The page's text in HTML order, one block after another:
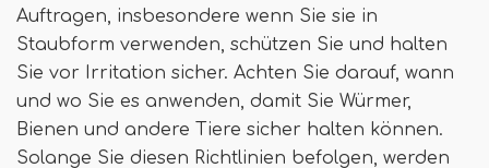
Auftragen, insbesondere wenn Sie sie in
Staubform verwenden, schützen Sie und halten
Sie vor Irritation sicher. Achten Sie darauf, wann
und wo Sie es anwenden, damit Sie Würmer,
Bienen und andere Tiere sicher halten können.
Solange Sie diesen Richtlinien befolgen, werden